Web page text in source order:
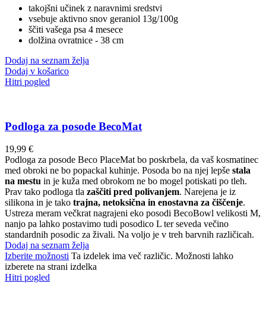
takojšni učinek z naravnimi sredstvi
vsebuje aktivno snov geraniol 13g/100g
ščiti vašega psa 4 mesece
dolžina ovratnice - 38 cm
Dodaj na seznam želja
Dodaj v košarico
Hitri pogled
Podloga za posode BecoMat
19,99 €
Podloga za posode Beco PlaceMat bo poskrbela, da vaš kosmatinec
med obroki ne bo popackal kuhinje. Posoda bo na njej lepše stala
na mestu in je kuža med obrokom ne bo mogel potiskati po tleh.
Prav tako podloga tla zaščiti pred polivanjem. Narejena je iz
silikona in je tako trajna, netoksična in enostavna za čiščenje.
Ustreza meram večkrat nagrajeni eko posodi BecoBowl velikosti M,
nanjo pa lahko postavimo tudi posodico L ter seveda večino
standardnih posodic za živali. Na voljo je v treh barvnih različicah.
Dodaj na seznam želja
Izberite možnosti Ta izdelek ima več različic. Možnosti lahko
izberete na strani izdelka
Hitri pogled